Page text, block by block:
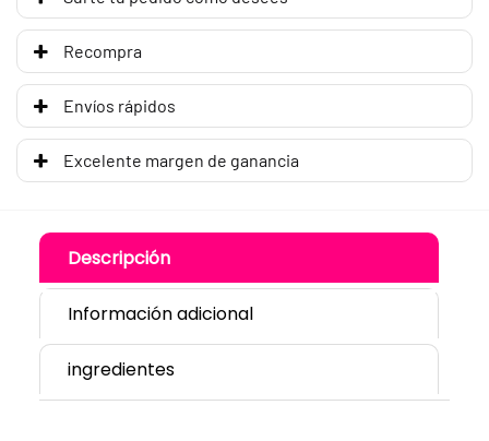
Recompra
Envíos rápidos
Excelente margen de ganancia
Descripción
Información adicional
ingredientes